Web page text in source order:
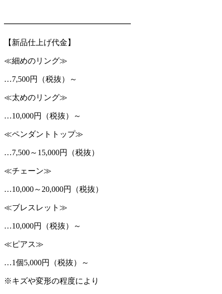
━━━━━━━━━━━━━━━━
【新品仕上げ代金】
≪細めのリング≫
…7,500円（税抜）～
≪太めのリング≫
…10,000円（税抜）～
≪ペンダントトップ≫
…7,500～15,000円（税抜）
≪チェーン≫
…10,000～20,000円（税抜）
≪ブレスレット≫
…10,000円（税抜）～
≪ピアス≫
…1個5,000円（税抜）～
※キズや変形の程度により